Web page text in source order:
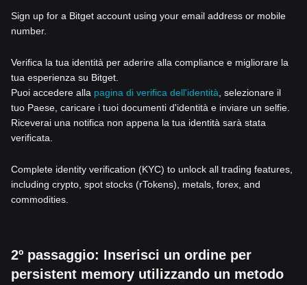
Sign up for a Bitget account using your email address or mobile
number.
Verifica la tua identità per aderire alla compliance e migliorare la
tua esperienza su Bitget.
Puoi accedere alla pagina di verifica dell'identità , selezionare il
tuo Paese, caricare i tuoi documenti d'identità e inviare un selfie.
Riceverai una notifica non appena la tua identità sarà stata
verificata.
Complete identity verification (KYC) to unlock all trading features,
including crypto, spot stocks (rTokens), metals, forex, and
commodities.
2º passaggio: Inserisci un ordine per
persistent memory utilizzando un metodo